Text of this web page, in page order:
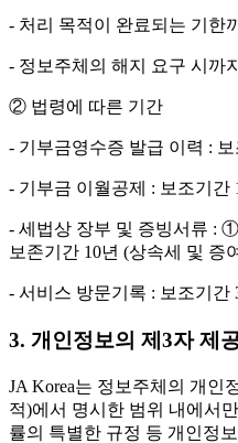
- 처리 목적이 완료되는 기한
- 정보주체의 해지 요구 시까지
② 법령에 따른 기간
- 기부금영수증 발급 이력 :
- 기부금 이월공제 : 보조기간
- 세법상 장부 및 증빙서류 :
보존기간 10년 (상속세 및 증
- 서비스 방문기록 : 보조기간
3. 개인정보의 제3자 제
JA Korea는 정보주체의 개인
적)에서 명시한 범위 내에서
률의 특별한 규정 등 개인정